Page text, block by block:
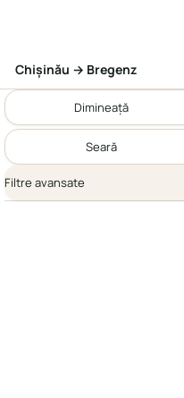
Chișinău → Bregenz
Dimineață
Seară
Filtre avansate